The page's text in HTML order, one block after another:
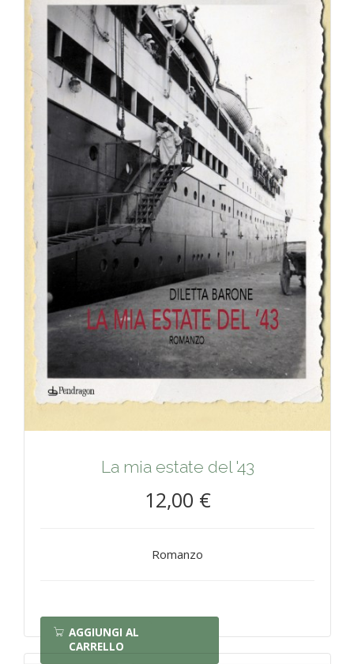
La mia estate del '43
12,00 €
Romanzo
AGGIUNGI AL
CARRELLO